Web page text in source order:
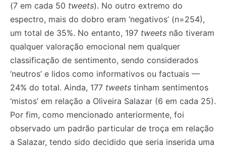
(7 em cada 50 tweets). No outro extremo do
espectro, mais do dobro eram ‘negativos’ (n=254),
um total de 35%. No entanto, 197 tweets não tiveram
qualquer valoração emocional nem qualquer
classificação de sentimento, sendo considerados
‘neutros’ e lidos como informativos ou factuais —
24% do total. Ainda, 177 tweets tinham sentimentos
‘mistos’ em relação a Oliveira Salazar (6 em cada 25).
Por fim, como mencionado anteriormente, foi
observado um padrão particular de troça em relação
a Salazar, tendo sido decidido que seria inserida uma